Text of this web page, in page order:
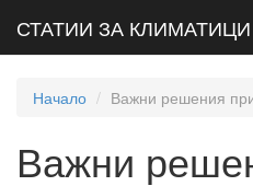
СТАТИИ ЗА КЛИМАТИЦИ
Начало Важни решения
Важни